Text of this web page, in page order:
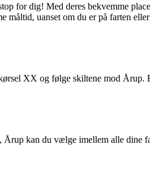
for dig! Med deres bekvemme
uanset om du er på farten eller
XX og følge skiltene mod Årup.
Årup kan du vælge imellem alle dine